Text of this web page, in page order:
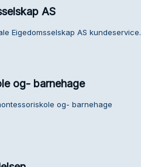
AS
Eigedomsselskap AS kundeservice.
og- barnehage
og- barnehage